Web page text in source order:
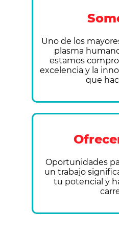
Uno de los
plasma
estamos
excelencia y la
que
Oportunidades
un trabajo
tu potencial y